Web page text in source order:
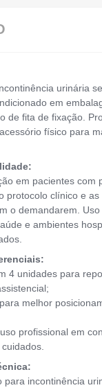
urinária
em
de fita de fixação.
físico para
em pacientes com
protocolo clínico e as
o demandarem.
e ambientes
4 unidades para
melhor
profissional em
para incontinência